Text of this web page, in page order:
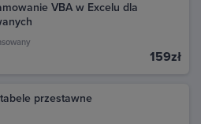
VBA w Excelu dla
159zł
przestawne